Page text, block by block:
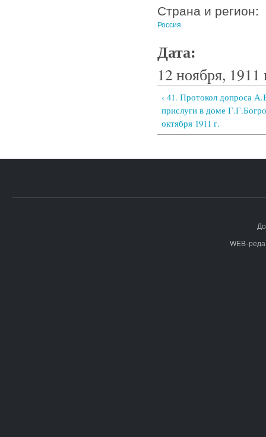
Страна и регион:
Россия
Дата:
12 ноября, 1911
‹ 41. Протокол допроса
прислуги в доме
октября 1911 г.
WEB-